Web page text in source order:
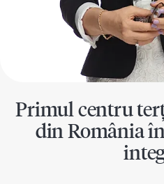
Primul centru
din România